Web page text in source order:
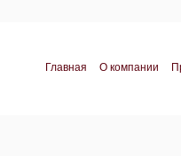
Главная О компании